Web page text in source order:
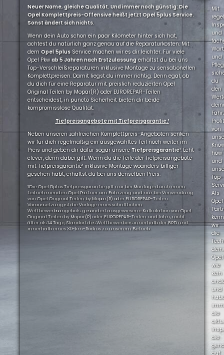
Neuer Name, gleiche Qualität. Und immer noch günstig: Die
Opel Komplettpreis-Offensive heißt jetzt Opel 5plus Service.
Sonst ändert sich nichts.
Wenn dein Auto schon ein paar Kilometer hinter sich hat,
achtest du natürlich ganz genau auf die Reparaturkosten. Mit
dem Opel 5plusService machen wir es dir leichter. Für viele
Opel Pkwab 5 Jahren nach Erstzulassungerhältst du bei uns
Top-Verschleißreparaturen inklusive Montage zu sensationellen
Komplettpreisen. Damit liegst du immer richtig. Denn egal, ob
du dich für eine Reparatur mit preislich reduzierten Opel
Original Teilen by Mopar(R) oder EUROREPAR-Teilen
entscheidest, in puncto Sicherheit bieten dir beide
kompromisslose Qualität.
Tiefpreisangebote mit Tiefpreisgarantie.¹
Neben unseren zahlreichen Komplettpreis-Angeboten senken
wir für dich regelmäßig ein ausgewähltes Teil noch weiter im
Preis und geben dir dafür sogar unsere Tiefpreisgarantie¹. Echt
clever, denn dabei gilt: Wenn du die Teile der Tiefpreisangebote
mit Tiefpreisgarantie¹ inklusive Montage woanders billiger
gesehen habt, erhältst du bei uns denselben Preis.
1Die Opel 5plus Tiefpreisgarantie gilt nur bei Montage durch einen
teilnehmenden Opel Partner am Fahrzeug und nur bei Verwendung
von Opel Original Teilen by Mopar(R) oder EUROREPAR-Teilen.
Voraussetzung ist die Vorlage eines schriftlichen
Wettbewerbsangebots: gesondert ausgewiesene Kalkulation von Opel
Original Teilen by Mopar(R) oder EUROREPAR-Teilen und Lohn, nicht
älter als 14 Tage, Standort des Wettbewerbers innerhalb der BRD und
innerhalb eines 30-km-Radius zu unserem Betrieb.
Mit
und
und
du
den
von
how
und
Top-
Als
Opel
wir
die
Opel
wie
kein
und
die
die
auf